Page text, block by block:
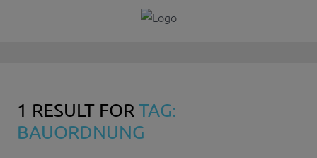
1 RESULT FORTAG:
BAUORDNUNG